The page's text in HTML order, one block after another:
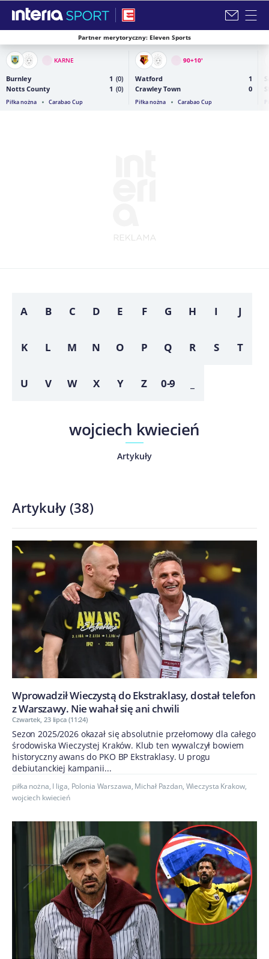
Zamknij i przejdź na stronę główną INTERIA
Partner merytoryczny: Eleven Sports
KARNE
Burnley 1 (0)
Notts County
1 (0)
Piłka nożna Carabao Cup
90+10'
Watford
1
Crawley Town
0
Piłka nożna Carabao Cup
A B C D E F G H I J
K L M N O P Q R S T
U V W X Y Z 0-9
wojciech kwiecień
Artykuły
Artykuły (38)
Wprowadził Wieczystą do Ekstraklasy, dostał telefon
z Warszawy. Nie wahał się ani chwili
Czwartek, 23 lipca (11:24)
Sezon 2025/2026 okazał się absolutnie przełomowy dla całego
środowiska Wieczystej Kraków. Klub ten wywalczył bowiem
historyczny awans do PKO BP Ekstraklasy. U progu
debiutanckiej kampanii...
piłka nożna, I liga, Polonia Warszawa, Michał Pazdan, Wieczysta Krakow,
wojciech kwiecień